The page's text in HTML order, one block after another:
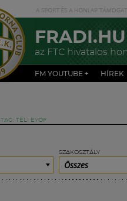
FRADI.HU
az FTC hivatalos
FM YOUTUBE + HÍREK
TAG: TÉLI EYOF
SZAKOSZTÁLY
Összes